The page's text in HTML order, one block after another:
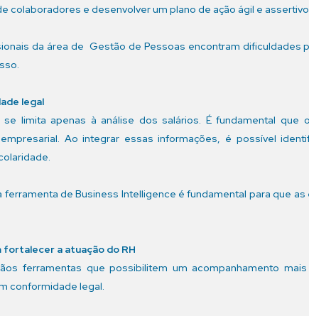
colaboradores e desenvolver um plano de ação ágil e
da área de Gestão de Pessoas encontram
legal
se limita apenas à análise dos salários. É fundamental
Ao integrar essas informações, é possível
ferramenta de Business Intelligence é fundamental para que
a atuação do RH
ferramentas que possibilitem um acompanhamento
conformidade legal.